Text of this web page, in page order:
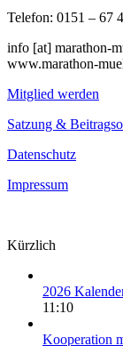
Telefon: 0151 – 67
info [at] marathon-
www.marathon-
Mitglied werden
Satzung &
Datenschutz
Impressum
Kürzlich
2026
11:10
Kooperation